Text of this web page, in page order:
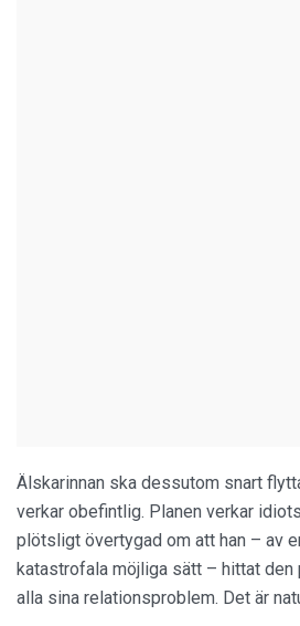
Älskarinnan ska dessutom snart
verkar obefintlig. Planen verkar
plötsligt övertygad om att han – av
katastrofala möjliga sätt – hittat
alla sina relationsproblem. Det är